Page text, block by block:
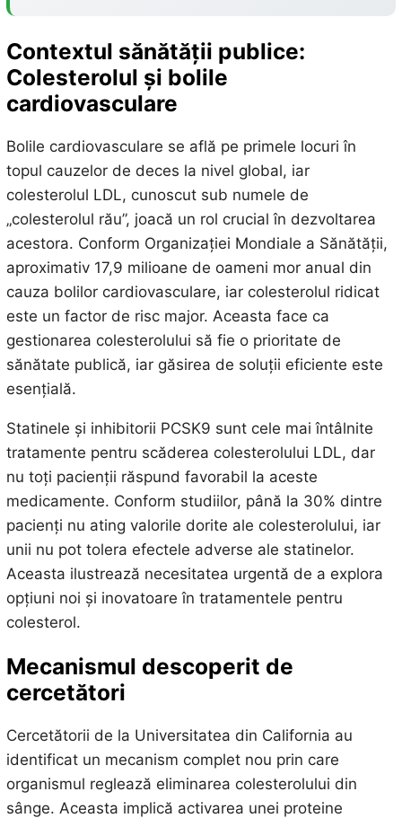
Contextul sănătății publice:
Colesterolul și bolile
cardiovasculare
Bolile cardiovasculare se află pe primele locuri în
topul cauzelor de deces la nivel global, iar
colesterolul LDL, cunoscut sub numele de
„colesterolul rău”, joacă un rol crucial în dezvoltarea
acestora. Conform Organizației Mondiale a Sănătății,
aproximativ 17,9 milioane de oameni mor anual din
cauza bolilor cardiovasculare, iar colesterolul ridicat
este un factor de risc major. Aceasta face ca
gestionarea colesterolului să fie o prioritate de
sănătate publică, iar găsirea de soluții eficiente este
esențială.
Statinele și inhibitorii PCSK9 sunt cele mai întâlnite
tratamente pentru scăderea colesterolului LDL, dar
nu toți pacienții răspund favorabil la aceste
medicamente. Conform studiilor, până la 30% dintre
pacienți nu ating valorile dorite ale colesterolului, iar
unii nu pot tolera efectele adverse ale statinelor.
Aceasta ilustrează necesitatea urgentă de a explora
opțiuni noi și inovatoare în tratamentele pentru
colesterol.
Mecanismul descoperit de
cercetători
Cercetătorii de la Universitatea din California au
identificat un mecanism complet nou prin care
organismul reglează eliminarea colesterolului din
sânge. Aceasta implică activarea unei proteine